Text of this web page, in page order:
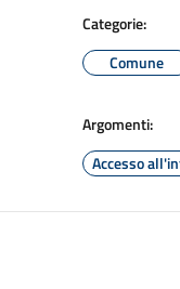
Categorie:
Comune
Argomenti:
Accesso